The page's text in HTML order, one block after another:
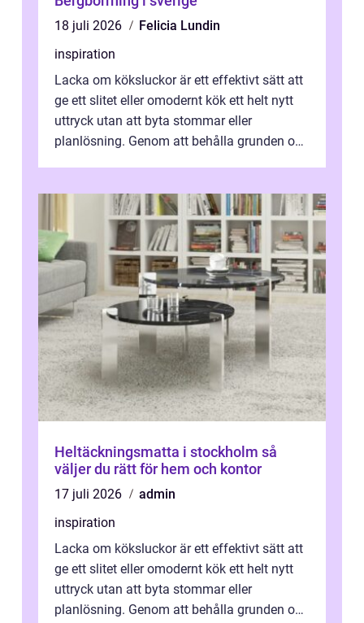
18 juli 2026
Felicia Lundin
inspiration
Lacka om köksluckor är ett effektivt sätt att
ge ett slitet eller omodernt kök ett helt nytt
uttryck utan att byta stommar eller
planlösning. Genom att behålla grunden och
Heltäckningsmatta i stockholm så
väljer du rätt för hem och kontor
17 juli 2026
admin
inspiration
Lacka om köksluckor är ett effektivt sätt att
ge ett slitet eller omodernt kök ett helt nytt
uttryck utan att byta stommar eller
planlösning. Genom att behålla grunden och